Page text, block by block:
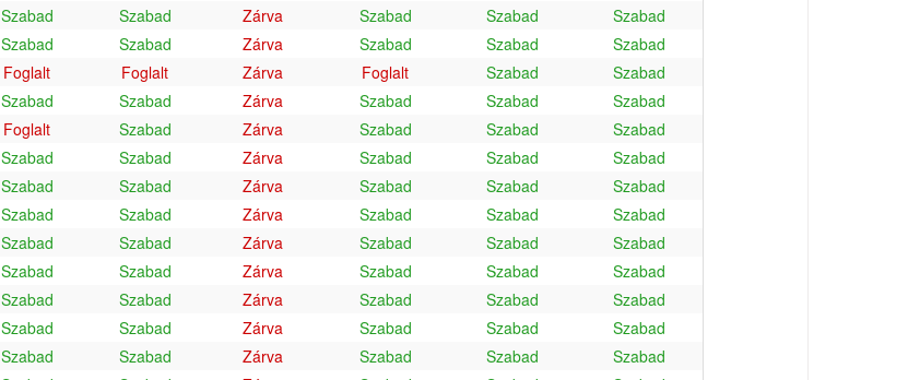
Szabad Szabad Zárva Szabad Szabad
Szabad
Szabad Szabad Zárva Szabad Szabad
Szabad
Foglalt Foglalt Zárva Foglalt Szabad
Szabad
Szabad Szabad Zárva Szabad Szabad
Szabad
Foglalt Szabad Zárva Szabad Szabad
Szabad
Szabad Szabad Zárva Szabad Szabad
Szabad
Szabad Szabad Zárva Szabad Szabad
Szabad
Szabad Szabad Zárva Szabad Szabad
Szabad
Szabad Szabad Zárva Szabad Szabad
Szabad
Szabad Szabad Zárva Szabad Szabad
Szabad
Szabad Szabad Zárva Szabad Szabad
Szabad
Szabad Szabad Zárva Szabad Szabad
Szabad
Szabad Szabad Zárva Szabad Szabad
Szabad